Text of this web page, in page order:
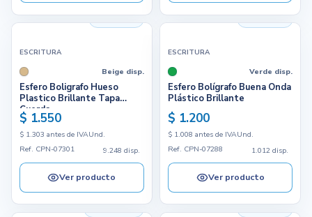
9.248 disp.
ESCRITURA
Beige disp.
Esfero Boligrafo Hueso
Plastico Brillante Tapa
Cuerda
$ 1.550
$ 1.303 antes de IVAUnd.
Ref. CPN-07301
9.248 disp.
Ver producto
1.012 disp.
ESCRITURA
Verde disp.
Esfero Bolígrafo Buena Onda
Plástico Brillante
$ 1.200
$ 1.008 antes de IVAUnd.
Ref. CPN-07288
1.012 disp.
Ver producto